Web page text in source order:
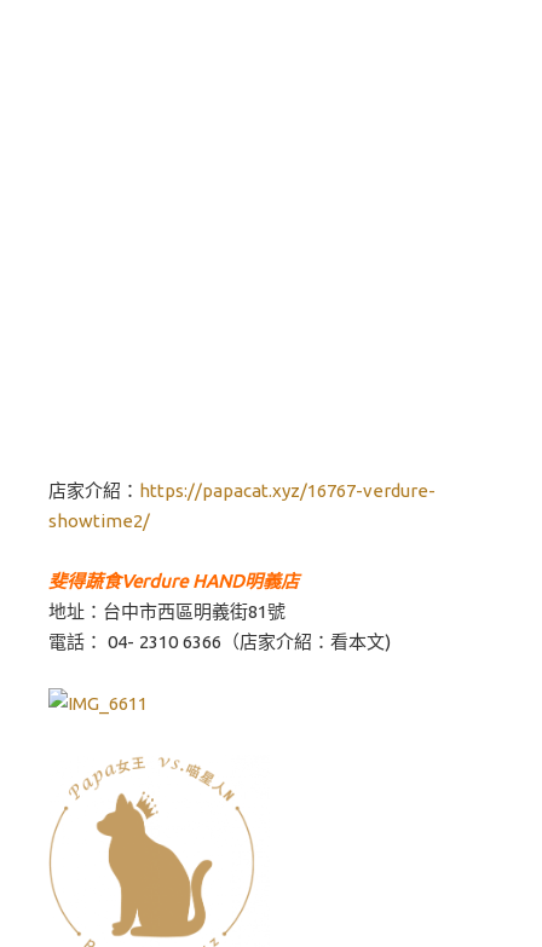
店家介紹： https://papacat.xyz/16767-verdure-
showtime2/
斐得蔬食Verdure HAND明義店
地址：台中市西區明義街81號
電話： 04- 2310 6366（店家介紹：看本文)